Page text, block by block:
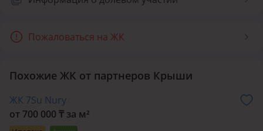
Пожаловаться на ЖК
Похожие ЖК от партнеров Крыши
ЖК 7Su Nury
от 700 000 ₸ за м²